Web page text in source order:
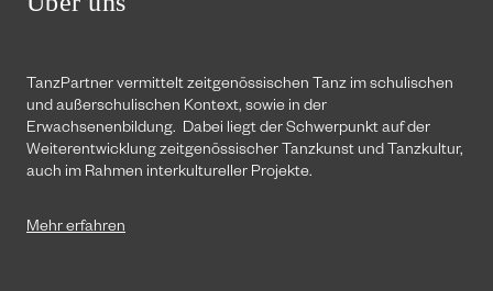
TanzPartner vermittelt zeitgenössischen Tanz im schulischen
und außerschulischen Kontext, sowie in der
Erwachsenenbildung. Dabei liegt der Schwerpunkt auf der
Weiterentwicklung zeitgenössischer Tanzkunst und Tanzkultur,
auch im Rahmen interkultureller Projekte.
Mehr erfahren